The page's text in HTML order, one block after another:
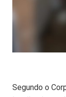
Segundo o